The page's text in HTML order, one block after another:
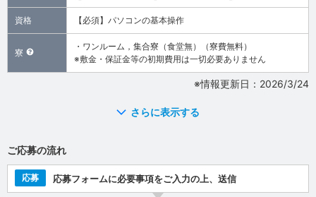
資格 【必須】パソコンの基本操作
寮
・ワンルーム，集合寮（食堂無）（寮費無料）
※敷金・保証金等の初期費用は一切必要ありません
※情報更新日：2026/3/24
さらに表示する
ご応募の流れ
応募 応募フォームに必要事項をご入力の上、送信